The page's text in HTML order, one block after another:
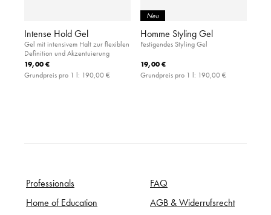
Intense Hold Gel
Gel mit intensivem Halt zur flexiblen
Definition und Akzentuierung
19,00 €
Grundpreis pro 1 l: 190,00 €
Neu
Homme Styling Gel
Festigendes Styling Gel
19,00 €
Grundpreis pro 1 l: 190,00 €
Professionals
Home of Education
FAQ
AGB & Widerrufsrecht